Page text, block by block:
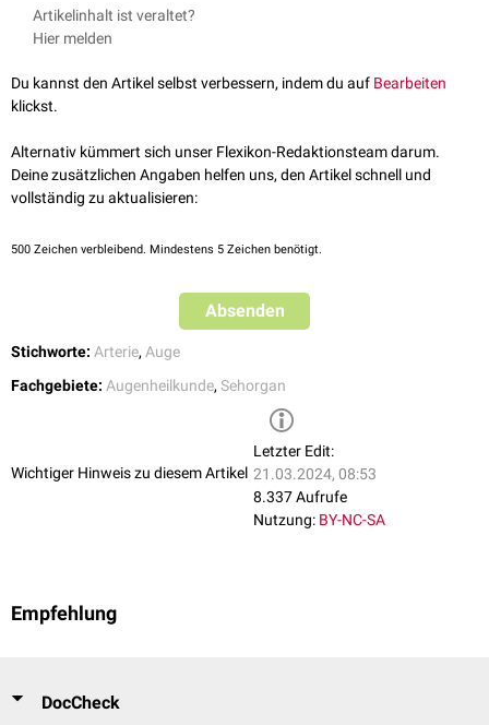
durchbohren schließlich dieperikorneale
arteriosus iridis major
Die Erweiterung der Arteriae ciliares anteriores bei
morphologische Grundlage der
Artikelinhalt ist veraltet?
Hier melden
Du kannst den Artikel selbst verbessern, indem du auf Bearbeiten
klickst.
Alternativ kümmert sich unser Flexikon-Redaktionsteam darum.
Deine zusätzlichen Angaben helfen uns, den Artikel schnell und
vollständig zu aktualisieren:
500 Zeichen verbleibend. Mindestens 5 Zeichen benötigt.
Absenden
Stichworte: Arterie, Auge
Fachgebiete: Augenheilkunde, Sehorgan
Wichtiger Hinweis zu diesem Artikel
Letzter Edit:
21.03.2024, 08:53
8.337 Aufrufe
Nutzung: BY-NC-SA
Empfehlung
DocCheck